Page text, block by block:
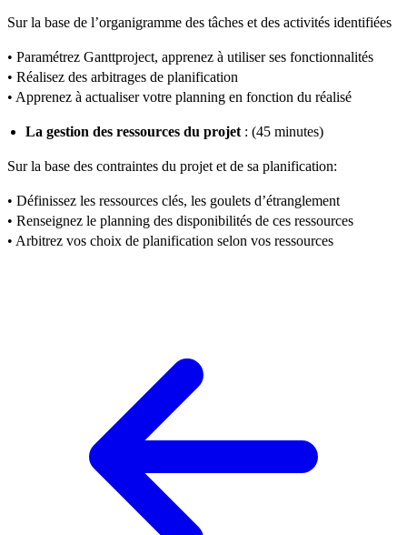
Sur la base de l’organigramme des tâches et des activités identifiées
• Paramétrez Ganttproject, apprenez à utiliser ses fonctionnalités
• Réalisez des arbitrages de planification
• Apprenez à actualiser votre planning en fonction du réalisé
La gestion des ressources du projet : (45 minutes)
Sur la base des contraintes du projet et de sa planification:
• Définissez les ressources clés, les goulets d’étranglement
• Renseignez le planning des disponibilités de ces ressources
• Arbitrez vos choix de planification selon vos ressources